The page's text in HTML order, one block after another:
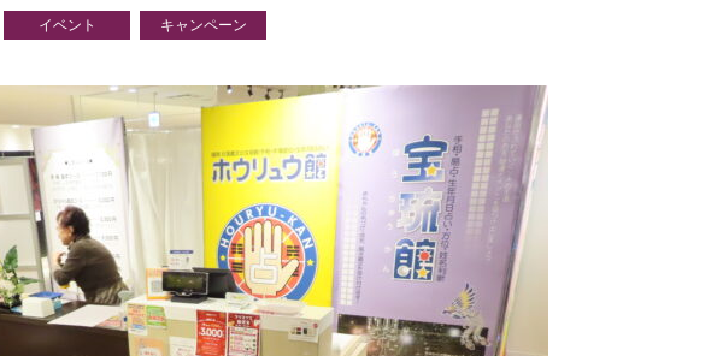
イベント キャンペーン